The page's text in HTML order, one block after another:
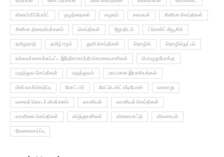
கிரைம் ரிப்போர்ட் குழந்தைகள் சமூகம் சமையல் சினிமா செய்திகள்
சினிமா திரைவிமர்சனம் செய்திகள் ஜோதிடம் ட்ரெண்ட் மியூசிக்
தமிழநாடு தமிழ் ஈழம் துளி செய்திகள் தொழில் தொழில்நுட்பம்
நல்லவர்களாக்கப்பட்ட இந்திராகாந்தி கொலையாளிகள் பொழுதுபோக்கு
மருத்துவ செய்திகள் மருத்துவம் மாயமான இரகசியங்கள்
மின் வாக்கெடுப்பு மோட்டார் லேட்டெஸ்ட் வீடியோஸ்
வலைத் தொடர் விமர்சனம் வானியல் வானியல் செய்திகள்
வானிலை செய்திகள் விஞ்ஞானிகள் விளையாட்டு விவசாயம்
வேலைவாய்ப்பு